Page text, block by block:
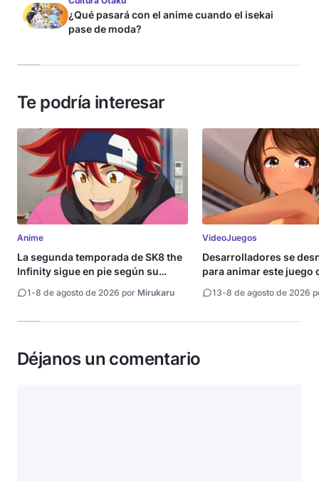
¿Qué pasará con el anime cuando el isekai
pase de moda?
Te podría interesar
Anime
La segunda temporada de SK8 the
Infinity sigue en pie según su
1-8 de agosto de 2026 por Mirukaru
VideoJuegos
Desarrolladores se
para animar este juego
13-8 de agosto de 2026
Déjanos un comentario